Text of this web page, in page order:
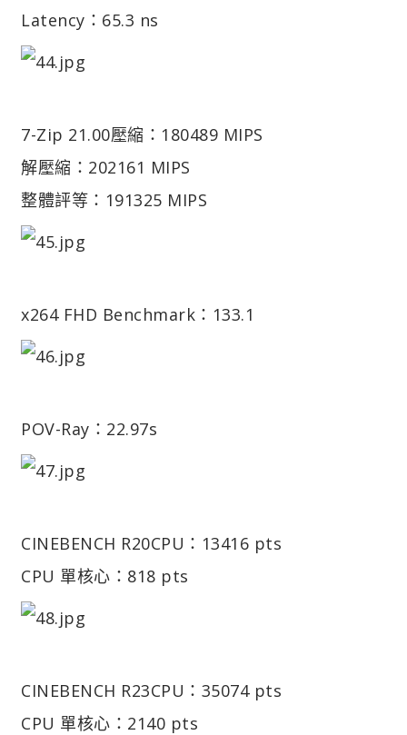
Latency：65.3 ns
7-Zip 21.00壓縮：180489 MIPS
解壓縮：202161 MIPS
整體評等：191325 MIPS
x264 FHD Benchmark：133.1
POV-Ray：22.97s
CINEBENCH R20CPU：13416 pts
CPU 單核心：818 pts
CINEBENCH R23CPU：35074 pts
CPU 單核心：2140 pts